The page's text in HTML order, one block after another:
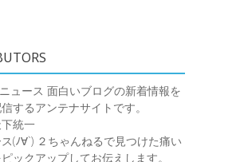
ュース 面白いブログの新着情報を
するアンテナサイトです。
統一
(ﾉ∀`) ２ちゃんねるで見つけた痛い
ックアップしてお伝えします。